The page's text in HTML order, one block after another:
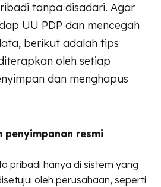
tanpa disadari. Agar
UU PDP dan mencegah
berikut adalah tips
oleh setiap
dan menghapus
penyimpanan resmi
pribadi hanya di sistem yang
oleh perusahaan, seperti